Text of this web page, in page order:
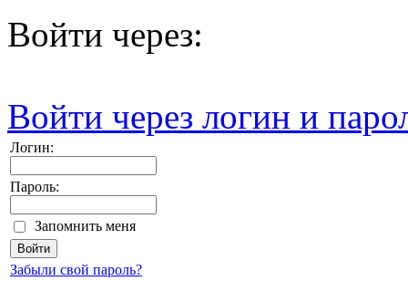
Войти через:
Войти через логин и
Логин:
Пароль:
Запомнить меня
Забыли свой пароль?